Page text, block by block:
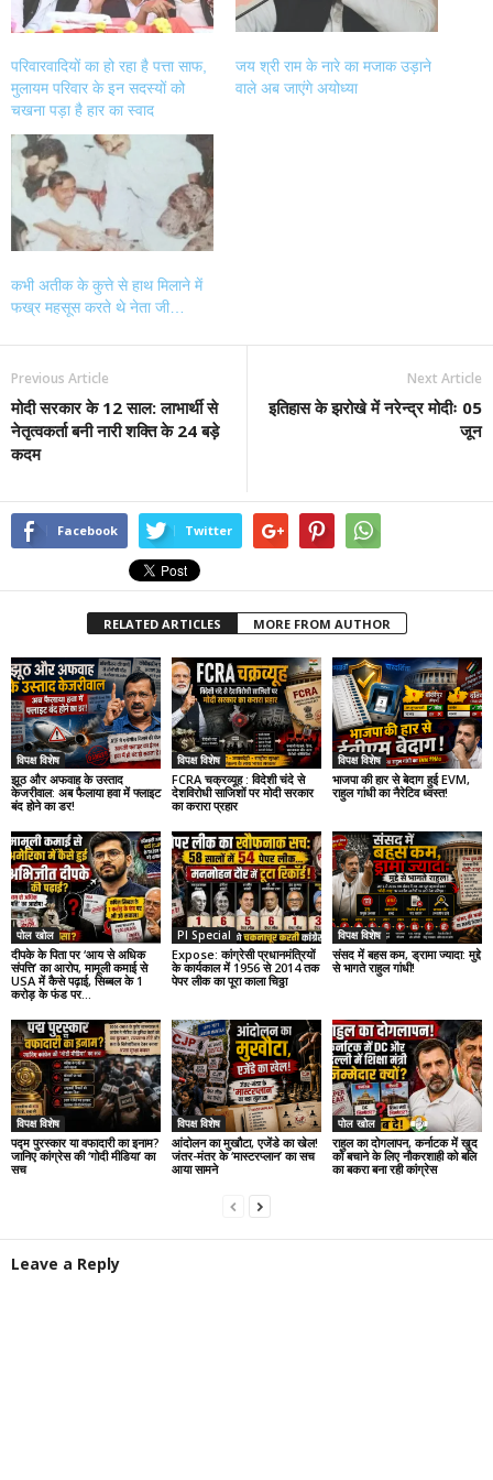
परिवारवादियों का हो रहा है पत्ता साफ,
मुलायम परिवार के इन सदस्यों को
चखना पड़ा है हार का स्वाद
जय श्री राम के नारे का मजाक उड़ाने
वाले अब जाएंगे अयोध्या
कभी अतीक के कुत्ते से हाथ मिलाने में
फख्र महसूस करते थे नेता जी…
Previous Article
मोदी सरकार के 12 साल: लाभार्थी से
नेतृत्वकर्ता बनी नारी शक्ति के 24 बड़े
कदम
Next Article
इतिहास के झरोखे में नरेन्द्र मोदीः 05
जून
Facebook Twitter
RELATED ARTICLES MORE FROM AUTHOR
विपक्ष विशेष
झूठ और अफवाह के उस्ताद
केजरीवाल: अब फैलाया हवा में फ्लाइट
बंद होने का डर!
विपक्ष विशेष
FCRA चक्रव्यूह : विदेशी चंदे से
देशविरोधी साजिशों पर मोदी सरकार
का करारा प्रहार
विपक्ष विशेष
भाजपा की हार से बेदाग हुई EVM,
राहुल गांधी का नैरेटिव ध्वस्त!
पोल खोल
दीपके के पिता पर ‘आय से अधिक
संपत्ति’ का आरोप, मामूली कमाई से
USA में कैसे पढ़ाई, सिब्बल के 1
करोड़ के फंड पर...
PI Special
Expose: कांग्रेसी प्रधानमंत्रियों
के कार्यकाल में 1956 से 2014 तक
पेपर लीक का पूरा काला चिठ्ठा
विपक्ष विशेष
संसद में बहस कम, ड्रामा ज्यादा: मुद्दे
से भागते राहुल गांधी!
विपक्ष विशेष
पद्म पुरस्कार या वफादारी का इनाम?
जानिए कांग्रेस की ‘गोदी मीडिया’ का
सच
विपक्ष विशेष
आंदोलन का मुखौटा, एजेंडे का खेल!
जंतर-मंतर के ‘मास्टरप्लान’ का सच
आया सामने
पोल खोल
राहुल का दोगलापन, कर्नाटक में खुद
को बचाने के लिए नौकरशाही को बलि
का बकरा बना रही कांग्रेस
Leave a Reply